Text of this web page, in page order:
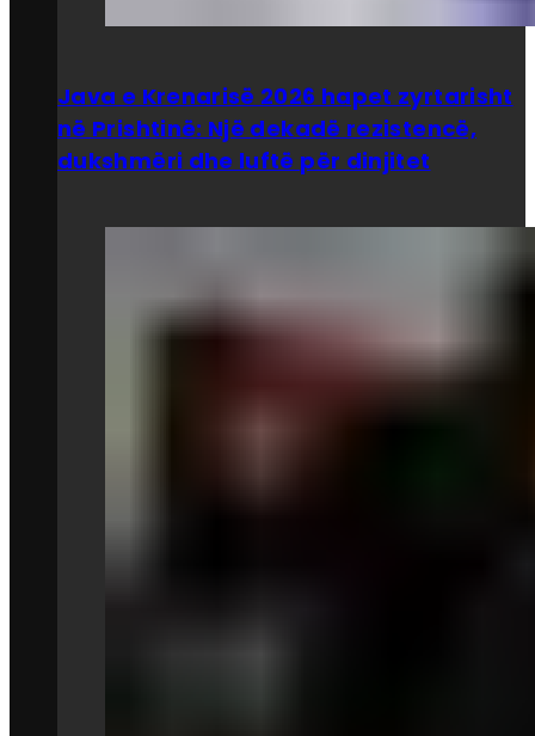
Java e Krenarisë 2026 hapet zyrtarisht
në Prishtinë: Një dekadë rezistencë,
dukshmëri dhe luftë për dinjitet